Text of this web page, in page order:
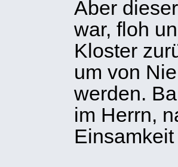
Aber
war, floh
Kloster
um von
werden.
im Herrn,